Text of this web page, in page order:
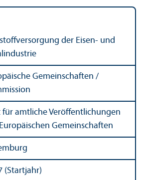
der Eisen- und
Gemeinschaften /
für amtliche Veröffentlichungen
Gemeinschaften
(Startjahr)